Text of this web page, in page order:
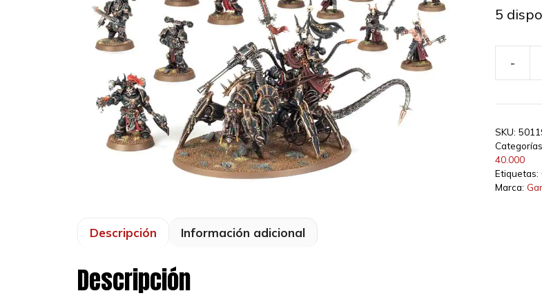
5
-
batalla:
de
Marines
del
SKU:
40.000
Etiquetas:
Marca:
Descripción Información adicional
Descripción